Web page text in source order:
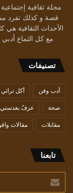
مجلة ثقافية
قصة و كذلك تفرد
الأحداث الثقافية هي
مع كل التماع
تصنيفات
أدب وفن أكل تراثي
صحة عزفٌ بعدستي
مقابلات مقالات
تابعنا
بريدك